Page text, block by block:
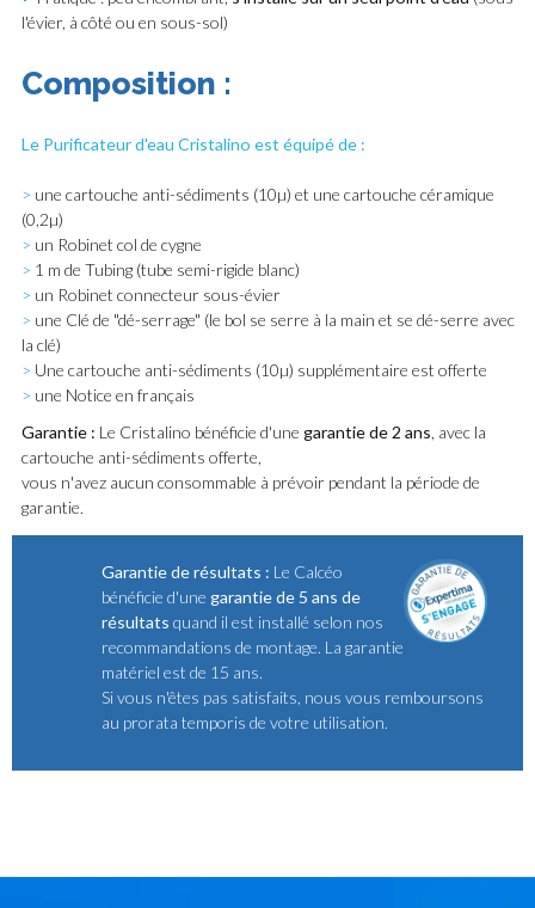
l'évier, à côté ou en sous-sol)
Composition :
Le Purificateur d'eau Cristalino est équipé de :
> une cartouche anti-sédiments (10µ) et une cartouche céramique
(0,2µ)
> un Robinet col de cygne
> 1 m de Tubing (tube semi-rigide blanc)
> un Robinet connecteur sous-évier
> une Clé de "dé-serrage" (le bol se serre à la main et se dé-serre avec
la clé)
> Une cartouche anti-sédiments (10µ) supplémentaire est offerte
> une Notice en français
Garantie : Le Cristalino bénéficie d'une garantie de 2 ans, avec la
cartouche anti-sédiments offerte,
vous n'avez aucun consommable à prévoir pendant la période de
garantie.
Garantie de résultats : Le Calcéo
bénéficie d'une garantie de 5 ans de
résultats quand il est installé selon nos
recommandations de montage. La garantie
matériel est de 15 ans.
Si vous n'êtes pas satisfaits, nous vous remboursons
au prorata temporis de votre utilisation.